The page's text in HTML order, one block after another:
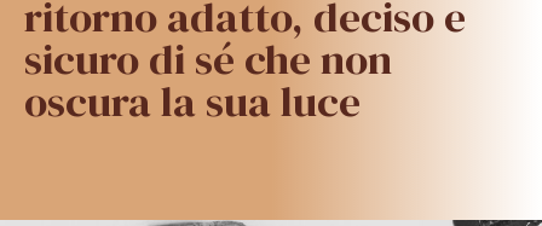
ritorno adatto, deciso e
sicuro di sé che non
oscura la sua luce